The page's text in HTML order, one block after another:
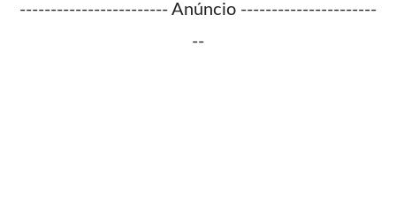
------------------------ Anúncio ----------------------
--